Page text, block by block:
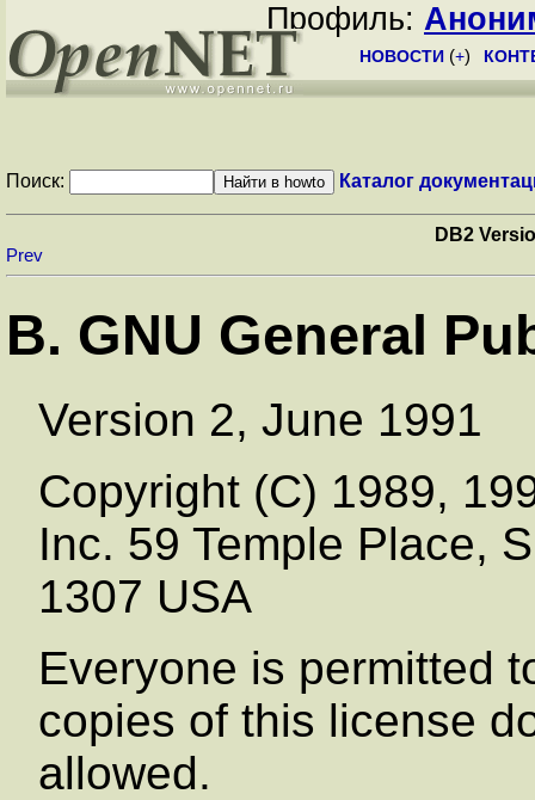
Профиль:
НОВОСТИ (+)
Поиск: Каталог
DB2
Prev
B. GNU General
Version 2, June 1991
Copyright (C) 1989,
Inc. 59 Temple Place,
1307 USA
Everyone is permitted
copies of this license
allowed.